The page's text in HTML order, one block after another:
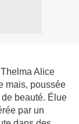
Alice
mais, poussée
beauté. Élue
par un